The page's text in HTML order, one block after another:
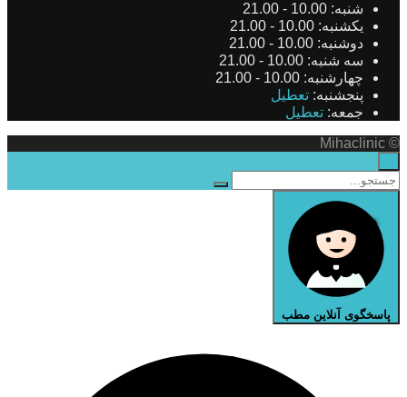
شنبه: 10.00 - 21.00
یکشنبه: 10.00 - 21.00
دوشنبه: 10.00 - 21.00
سه شنبه: 10.00 - 21.00
چهارشنبه: 10.00 - 21.00
پنجشنبه: تعطیل
جمعه: تعطیل
© Mihaclinic
پاسخگوی آنلاین مطب